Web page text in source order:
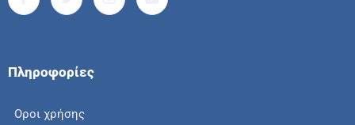
Πληροφορίες
Οροι χρήσης